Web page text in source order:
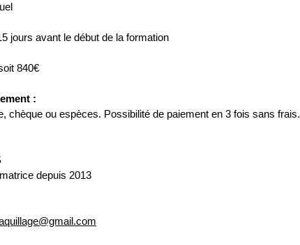
jours avant le début de la formation
840€
:
chèque ou espèces. Possibilité de paiement en 3 fois sans frais.
depuis 2013